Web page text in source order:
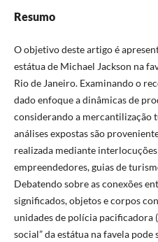
Resumo
O objetivo deste artigo é
estátua de Michael Jackson na
Rio de Janeiro. Examinando o
dado enfoque a dinâmicas de
considerando a mercantilização
análises expostas são
realizada mediante
empreendedores, guias de
Debatendo sobre as conexões
significados, objetos e corpos
unidades de polícia pacificadora
social” da estátua na favela